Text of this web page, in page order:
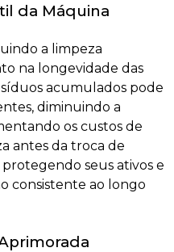
da Máquina
a limpeza
na longevidade das
acumulados pode
diminuindo a
os custos de
antes da troca de
seus ativos e
consistente ao longo